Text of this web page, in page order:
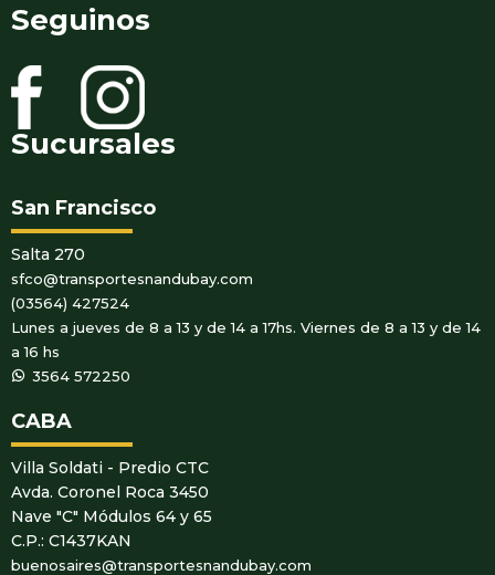
Seguinos
Sucursales
San Francisco
Salta 270
sfco@transportesnandubay.com
(03564) 427524
Lunes a jueves de 8 a 13 y de 14 a 17hs. Viernes de 8 a 13 y de 14
a 16 hs
WhatsApp
3564 572250
CABA
Villa Soldati - Predio CTC
Avda. Coronel Roca 3450
Nave "C" Módulos 64 y 65
C.P.: C1437KAN
buenosaires@transportesnandubay.com